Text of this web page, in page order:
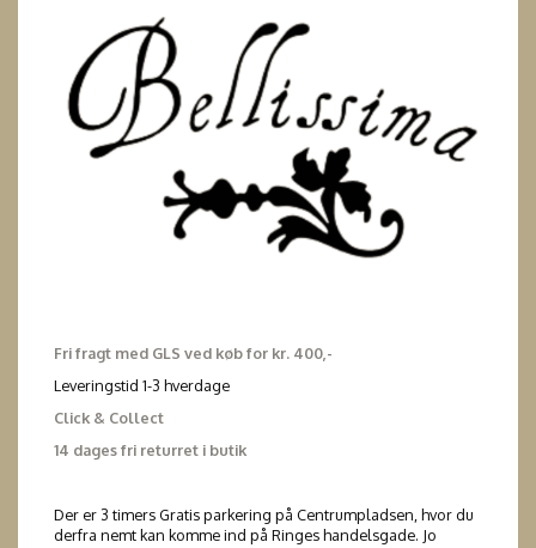
Fri fragt med GLS ved køb for kr. 400,-
Leveringstid 1-3 hverdage
Click & Collect
14 dages fri returret i butik
Der er 3 timers Gratis parkering på Centrumpladsen, hvor du
derfra nemt kan komme ind på Ringes handelsgade. Jo